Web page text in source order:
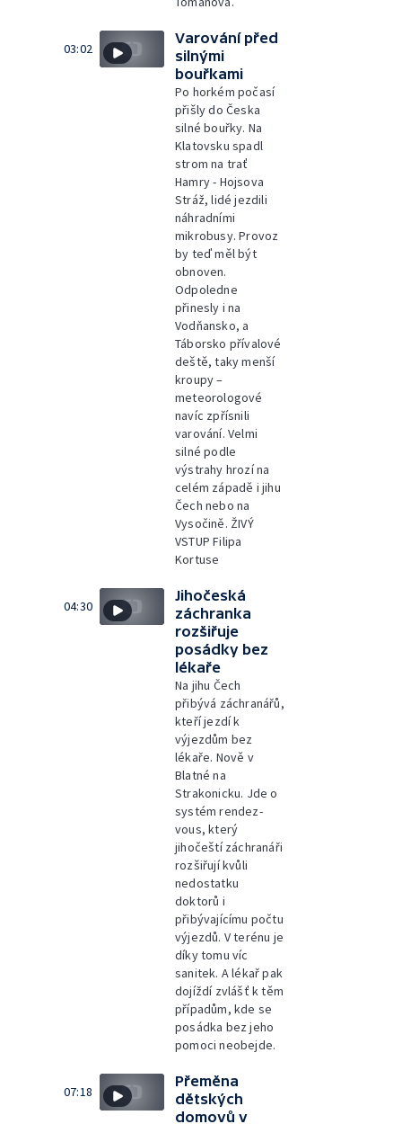
03:02
Varování před
silnými
bouřkami
Po horkém počasí
přišly do Česka
silné bouřky. Na
Klatovsku spadl
strom na trať
Hamry - Hojsova
Stráž, lidé jezdili
náhradními
mikrobusy. Provoz
by teď měl být
obnoven.
Odpoledne
přinesly i na
Vodňansko, a
Táborsko přívalové
deště, taky menší
kroupy –
meteorologové
navíc zpřísnili
varování. Velmi
silné podle
výstrahy hrozí na
celém západě i jihu
Čech nebo na
Vysočině. ŽIVÝ
VSTUP Filipa
Kortuse
04:30
Jihočeská
záchranka
rozšiřuje
posádky bez
lékaře
Na jihu Čech
přibývá záchranářů,
kteří jezdí k
výjezdům bez
lékaře. Nově v
Blatné na
Strakonicku. Jde o
systém rendez-
vous, který
jihočeští záchranáři
rozšiřují kvůli
nedostatku
doktorů i
přibývajícímu počtu
výjezdů. V terénu je
díky tomu víc
sanitek. A lékař pak
dojíždí zvlášť k těm
případům, kde se
posádka bez jeho
pomoci neobejde.
07:18
Přeměna
dětských
domovů v